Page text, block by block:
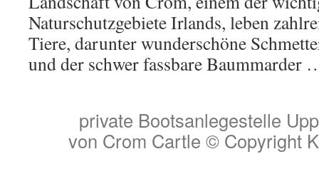
Naturschutzgebiete Irlands, leben
Tiere, darunter wunderschöne
und der schwer fassbare
private Bootsanlegestelle
von Crom Cartle © Copyright